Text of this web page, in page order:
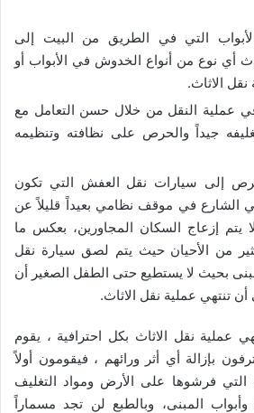
التي في الطريق من البيت إلى
أي نوع من أنواع الخدوش في الأبواب أو
نقل الاثاث.
في عملية النقل من خلال حسن التعامل مع
جيداً والحرص على نظافته وتنظيمه
إلى سيارات نقل العفش التي تكون
الشارع في موقف نظامي بعيداً قليلاً عن
يتم إزعاج السكان المجاورين، بعكس ما
من الأحيان حيث يتم لصق سيارة نقل
بحيث لا يستطيع حتى الطفل الصغير أن
تنتهي عملية نقل الاثاث.
عملية نقل الاثاث بكل احترافية ، يقوم
بإزالة أي أثر ورائهم ، فيقومون أولاً
التي فرشوها على الأرض ومواد التغليف
وأبواب المبنى، وبالطبع لن تجد مسماراً